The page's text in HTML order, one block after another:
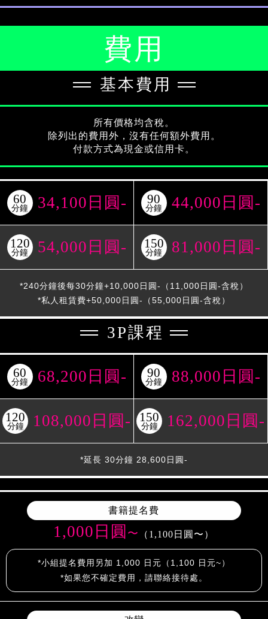
費用
基本費用
所有價格均含稅。
除列出的費用外，沒有任何額外費用。
付款方式為現金或信用卡。
60
分鐘 34,100日圓- 90
分鐘 44,000日圓-
120
分鐘 54,000日圓- 150
分鐘 81,000日圓-
*240分鐘後每30分鐘+10,000日圓-（11,000日圓-含稅）
*私人租賃費+50,000日圓-（55,000日圓-含稅）
3P課程
60
分鐘 68,200日圓- 90
分鐘 88,000日圓-
120
分鐘 108,000日圓- 150
分鐘 162,000日圓-
*延長 30分鐘 28,600日圓-
書籍提名費
1,000日圓 〜 （1,100日圓〜）
*小組提名費用另加 1,000 日元（1,100 日元~）
*如果您不確定費用，請聯絡接待處。